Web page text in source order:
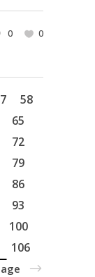
0 0
58
65
72
79
86
93
100
106